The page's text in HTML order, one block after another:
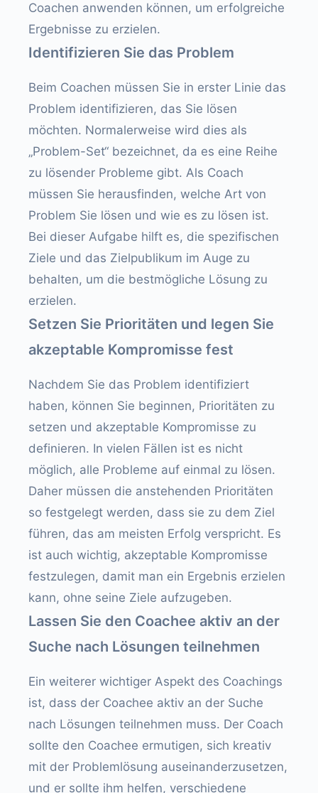
Coachen anwenden können, um erfolgreiche
Ergebnisse zu erzielen.
Identifizieren Sie das Problem
Beim Coachen müssen Sie in erster Linie das
Problem identifizieren, das Sie lösen
möchten. Normalerweise wird dies als
„Problem-Set“ bezeichnet, da es eine Reihe
zu lösender Probleme gibt. Als Coach
müssen Sie herausfinden, welche Art von
Problem Sie lösen und wie es zu lösen ist.
Bei dieser Aufgabe hilft es, die spezifischen
Ziele und das Zielpublikum im Auge zu
behalten, um die bestmögliche Lösung zu
erzielen.
Setzen Sie Prioritäten und legen Sie
akzeptable Kompromisse fest
Nachdem Sie das Problem identifiziert
haben, können Sie beginnen, Prioritäten zu
setzen und akzeptable Kompromisse zu
definieren. In vielen Fällen ist es nicht
möglich, alle Probleme auf einmal zu lösen.
Daher müssen die anstehenden Prioritäten
so festgelegt werden, dass sie zu dem Ziel
führen, das am meisten Erfolg verspricht. Es
ist auch wichtig, akzeptable Kompromisse
festzulegen, damit man ein Ergebnis erzielen
kann, ohne seine Ziele aufzugeben.
Lassen Sie den Coachee aktiv an der
Suche nach Lösungen teilnehmen
Ein weiterer wichtiger Aspekt des Coachings
ist, dass der Coachee aktiv an der Suche
nach Lösungen teilnehmen muss. Der Coach
sollte den Coachee ermutigen, sich kreativ
mit der Problemlösung auseinanderzusetzen,
und er sollte ihm helfen, verschiedene